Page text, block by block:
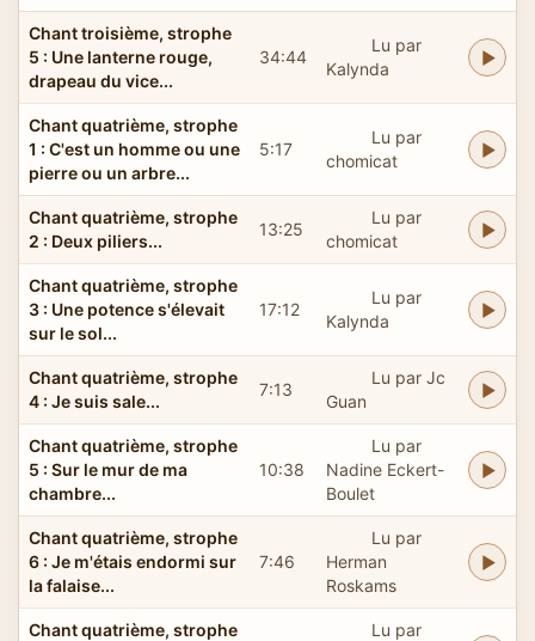
Chant troisième, strophe
5 : Une lanterne rouge,
drapeau du vice...
34:44
Lu par
Kalynda
Chant quatrième, strophe
1 : C'est un homme ou une
pierre ou un arbre...
5:17
Lu par
chomicat
Chant quatrième, strophe
2 : Deux piliers...
13:25
Lu par
chomicat
Chant quatrième, strophe
3 : Une potence s'élevait
sur le sol...
17:12
Lu par
Kalynda
Chant quatrième, strophe
4 : Je suis sale...
7:13
Lu par Jc
Guan
Chant quatrième, strophe
5 : Sur le mur de ma
chambre...
10:38
Lu par
Nadine Eckert-
Boulet
Chant quatrième, strophe
6 : Je m'étais endormi sur
la falaise...
7:46
Lu par
Herman
Roskams
Chant quatrième, strophe
Lu par